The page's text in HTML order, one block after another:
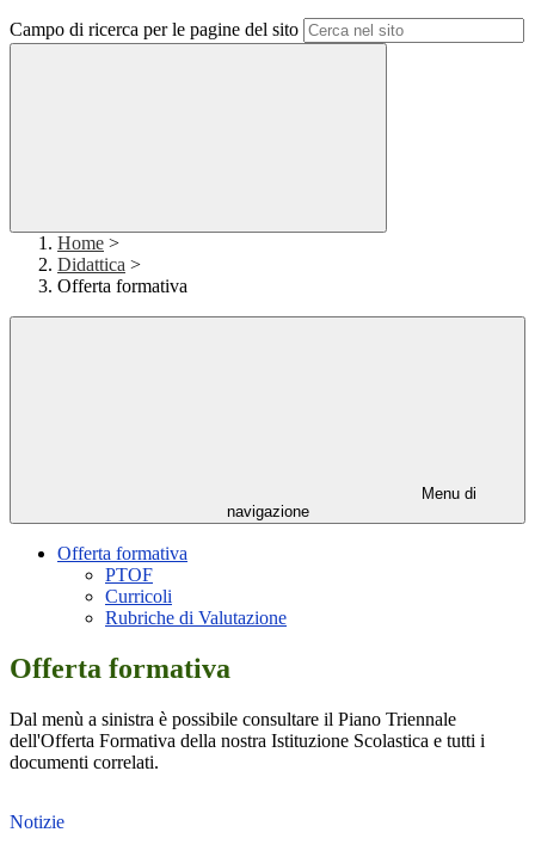
Campo di ricerca per le pagine del sito
Home >
Didattica >
Offerta formativa
Menu di
navigazione
Offerta formativa
PTOF
Curricoli
Rubriche di Valutazione
Offerta formativa
Dal menù a sinistra è possibile consultare il Piano Triennale
dell'Offerta Formativa della nostra Istituzione Scolastica e tutti i
documenti correlati.
Notizie